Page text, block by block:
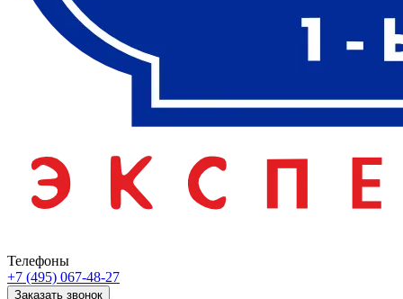
Телефоны
+7 (495) 067-48-27
Заказать звонок